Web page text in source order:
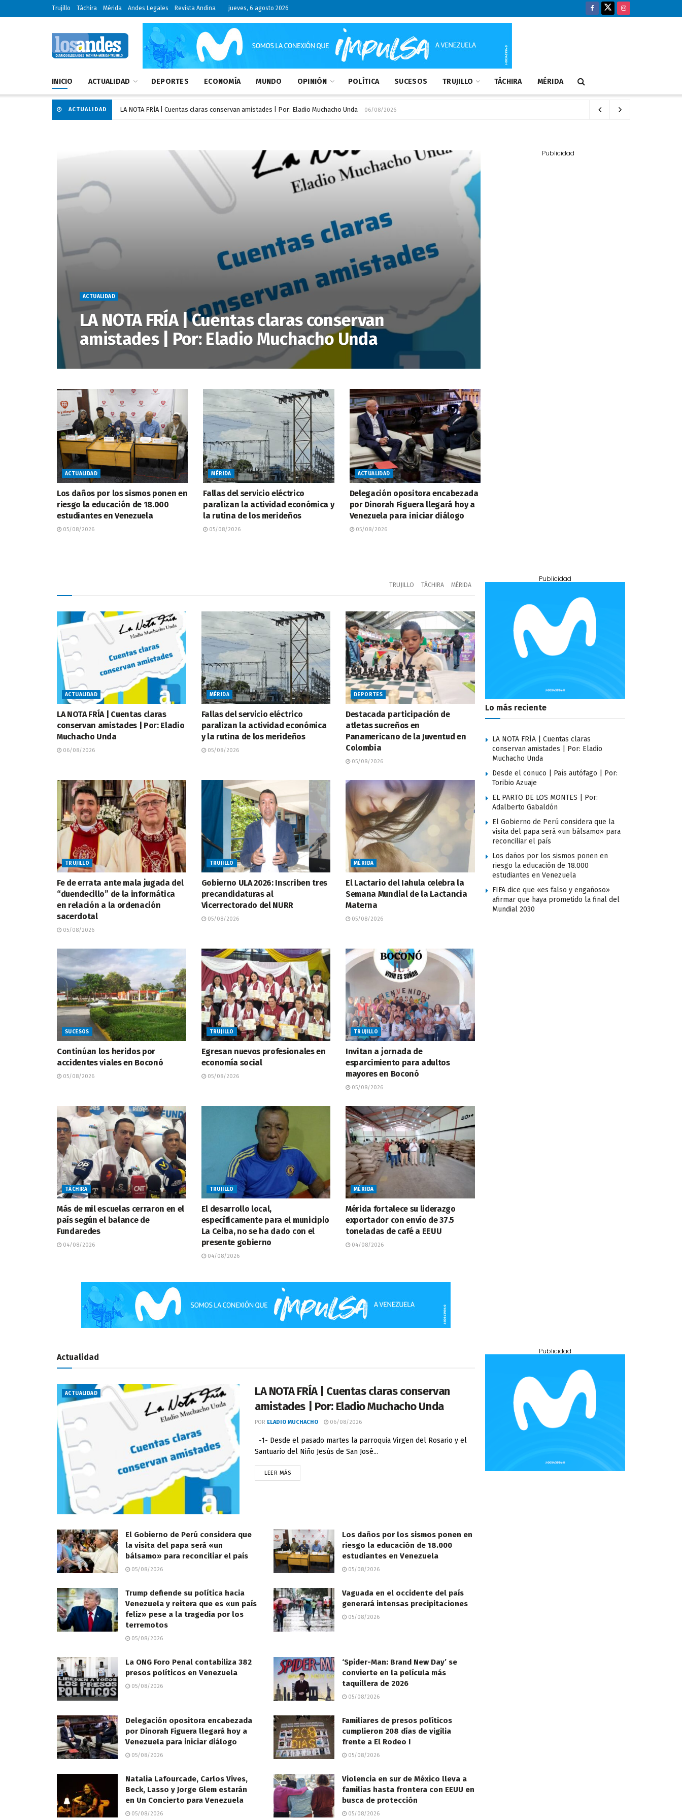
Trujillo Táchira Mérida Andes Legales Revista Andina jueves, 6 agosto 2026
INICIO ACTUALIDAD DEPORTES ECONOMÍA MUNDO OPINIÓN POLÍTICA SUCESOS TRUJILLO TÁCHIRA MÉRIDA
ACTUALIDAD LA NOTA FRÍA | Cuentas claras conservan amistades | Por: Eladio Muchacho Unda 06/08/2026
ACTUALIDAD
LA NOTA FRÍA | Cuentas claras conservan
amistades | Por: Eladio Muchacho Unda
ACTUALIDAD
Los daños por los sismos ponen en
riesgo la educación de 18.000
estudiantes en Venezuela
05/08/2026
MÉRIDA
Fallas del servicio eléctrico
paralizan la actividad económica y
la rutina de los merideños
05/08/2026
ACTUALIDAD
Delegación opositora encabezada
por Dinorah Figuera llegará hoy a
Venezuela para iniciar diálogo
05/08/2026
Publicidad
TRUJILLO TÁCHIRA MÉRIDA
ACTUALIDAD
LA NOTA FRÍA | Cuentas claras
conservan amistades | Por: Eladio
Muchacho Unda
06/08/2026
MÉRIDA
Fallas del servicio eléctrico
paralizan la actividad económica
y la rutina de los merideños
05/08/2026
DEPORTES
Destacada participación de
atletas sucreños en
Panamericano de la Juventud en
Colombia
05/08/2026
TRUJILLO
Fe de errata ante mala jugada del
“duendecillo” de la informática
en relación a la ordenación
sacerdotal
05/08/2026
TRUJILLO
Gobierno ULA 2026: Inscriben tres
precandidaturas al
Vicerrectorado del NURR
05/08/2026
MÉRIDA
El Lactario del Iahula celebra la
Semana Mundial de la Lactancia
Materna
05/08/2026
SUCESOS
Continúan los heridos por
accidentes viales en Boconó
05/08/2026
TRUJILLO
Egresan nuevos profesionales en
economía social
05/08/2026
TRUJILLO
Invitan a jornada de
esparcimiento para adultos
mayores en Boconó
05/08/2026
TÁCHIRA
Más de mil escuelas cerraron en el
país según el balance de
Fundaredes
04/08/2026
TRUJILLO
El desarrollo local,
específicamente para el municipio
La Ceiba, no se ha dado con el
presente gobierno
04/08/2026
MÉRIDA
Mérida fortalece su liderazgo
exportador con envío de 37.5
toneladas de café a EEUU
04/08/2026
Publicidad
Lo más reciente
LA NOTA FRÍA | Cuentas claras
conservan amistades | Por: Eladio
Muchacho Unda
Desde el conuco | País autófago | Por:
Toribio Azuaje
EL PARTO DE LOS MONTES | Por:
Adalberto Gabaldón
El Gobierno de Perú considera que la
visita del papa será «un bálsamo» para
reconciliar el país
Los daños por los sismos ponen en
riesgo la educación de 18.000
estudiantes en Venezuela
FIFA dice que «es falso y engañoso»
afirmar que haya prometido la final del
Mundial 2030
Actualidad
ACTUALIDAD
LA NOTA FRÍA | Cuentas claras conservan
amistades | Por: Eladio Muchacho Unda
POR ELADIO MUCHACHO 06/08/2026
-1- Desde el pasado martes la parroquia Virgen del Rosario y el
Santuario del Niño Jesús de San José...
LEER MÁS
El Gobierno de Perú considera que
la visita del papa será «un
bálsamo» para reconciliar el país
05/08/2026
Los daños por los sismos ponen en
riesgo la educación de 18.000
estudiantes en Venezuela
05/08/2026
Trump defiende su política hacia
Venezuela y reitera que es «un país
feliz» pese a la tragedia por los
terremotos
05/08/2026
Vaguada en el occidente del país
generará intensas precipitaciones
05/08/2026
La ONG Foro Penal contabiliza 382
presos políticos en Venezuela
05/08/2026
‘Spider-Man: Brand New Day’ se
convierte en la película más
taquillera de 2026
05/08/2026
Delegación opositora encabezada
por Dinorah Figuera llegará hoy a
Venezuela para iniciar diálogo
05/08/2026
Familiares de presos políticos
cumplieron 208 días de vigilia
frente a El Rodeo I
05/08/2026
Natalia Lafourcade, Carlos Vives,
Beck, Lasso y Jorge Glem estarán
en Un Concierto para Venezuela
05/08/2026
Violencia en sur de México lleva a
familias hasta frontera con EEUU en
busca de protección
05/08/2026
Publicidad